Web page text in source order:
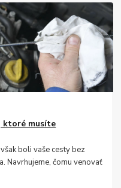
ktoré musíte
boli vaše cesty bez
Navrhujeme, čomu venovať